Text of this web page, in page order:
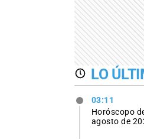
LO
03:11
Horóscopo
agosto de